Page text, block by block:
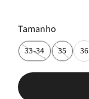
Tamanho
33-34 35 36